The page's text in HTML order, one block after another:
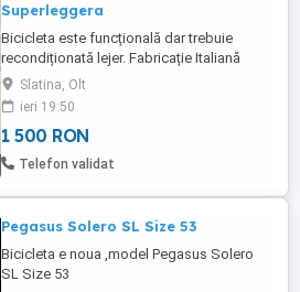
Superleggera
Bicicleta este funcțională dar trebuie
recondiționată lejer. Fabricație Italiană
ciclul Olimpic 1984. Cadru Vetta
Superleggera Pipă 3ttt Mod. Grand Prix Șa
San Marco Laser Cadru din oțel brazat
Slatina, Olt
ieri 19:50
1 500 RON
Telefon validat
Pegasus Solero SL Size 53
Bicicleta e noua ,model Pegasus Solero
SL Size 53